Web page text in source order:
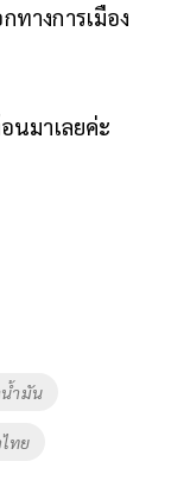
างการเมือง
นมาเลยค่ะ
น้ำมัน
ทย